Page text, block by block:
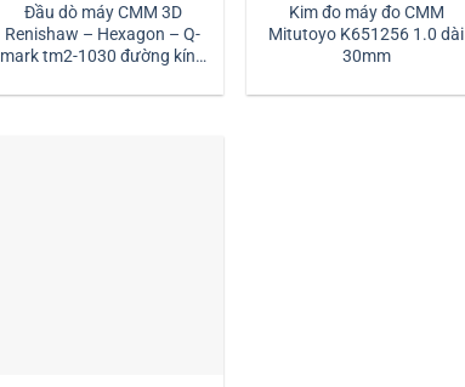
Đầu dò máy CMM 3D
Renishaw – Hexagon – Q-
mark tm2-1030 đường kính
Technology
Kim đo máy đo CMM
Mitutoyo K651256 1.0 dài
30mm